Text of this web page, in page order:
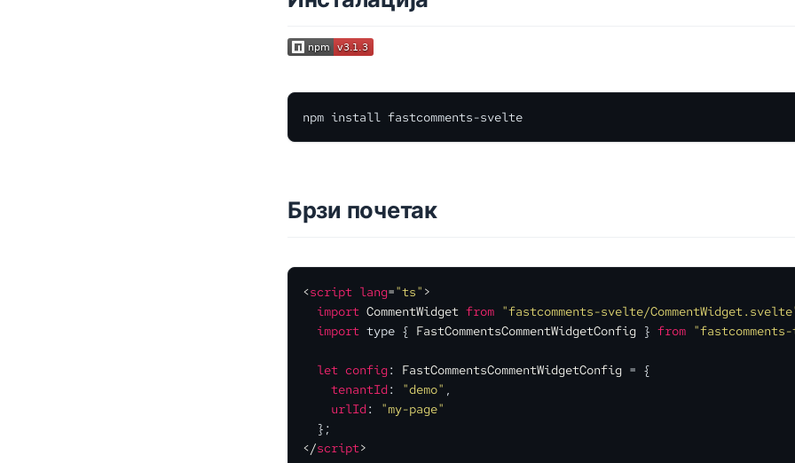
npm install fastcomments-svelte
Брзи почетак
<script lang="ts" >
import CommentWidget from "fastcomments-svelte/
import type { FastCommentsCommentWidgetConfig } from
let config: FastCommentsCommentWidgetConfig = {
tenantId: "demo" ,
urlId:
"my-page"
</script>